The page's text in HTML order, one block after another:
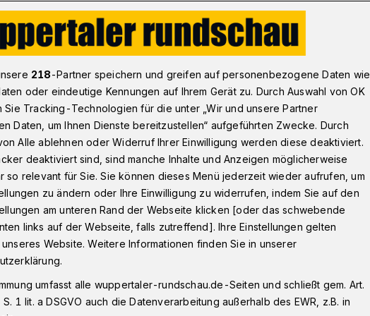
Bundesligist BHC vor Duellen auf Augenhöhe​
Wetzlar
auf
Bergischer HC steht vor
den kommenden vier Wochenenden
auf Augenhöhe. Den Anfang
2022) ab 16:05 Uhr in der
Wetzlar. Ähnlich wie die Löwen
218-Partner speichern und greifen auf personenbezogene Daten wie
oder eindeutige Kennungen auf Ihrem Gerät zu. Durch Auswahl von OK
Sie Tracking-Technologien für die unter „Wir und unsere Partner
Daten, um Ihnen Dienste bereitzustellen“ aufgeführten Zwecke. Durch
Alle ablehnen oder Widerruf Ihrer Einwilligung werden diese deaktiviert.
deaktiviert sind, sind manche Inhalte und Anzeigen möglicherweise
so relevant für Sie. Sie können dieses Menü jederzeit wieder aufrufen, um
zu ändern oder Ihre Einwilligung zu widerrufen, indem Sie auf den
am unteren Rand der Webseite klicken [oder das schwebende
links auf der Webseite, falls zutreffend]. Ihre Einstellungen gelten
Website. Weitere Informationen finden Sie in unserer
umfasst alle wuppertaler-rundschau.de-Seiten und schließt gem. Art.
1 lit. a DSGVO auch die Datenverarbeitung außerhalb des EWR, z.B. in